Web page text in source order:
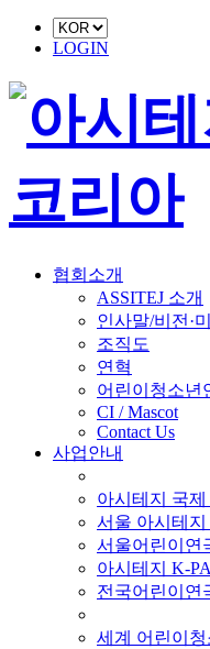
LOGIN
협회소개
ASSITEJ 소개
인사말/비전·
조직도
연혁
어린이청소년
CI / Mascot
Contact Us
사업안내
아시테지 국제
서울 아시테지
서울어린이연
아시테지 K-
전국어린이연
세계 어린이